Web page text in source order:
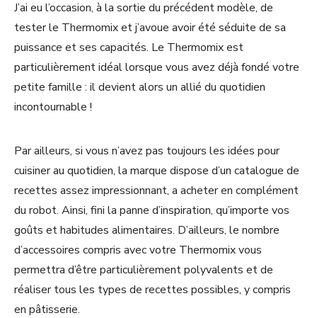
J’ai eu l’occasion, à la sortie du précédent modèle, de
tester le Thermomix et j’avoue avoir été séduite de sa
puissance et ses capacités. Le Thermomix est
particulièrement idéal lorsque vous avez déjà fondé votre
petite famille : il devient alors un allié du quotidien
incontournable !
Par ailleurs, si vous n’avez pas toujours les idées pour
cuisiner au quotidien, la marque dispose d’un catalogue de
recettes assez impressionnant, a acheter en complément
du robot. Ainsi, fini la panne d’inspiration, qu’importe vos
goûts et habitudes alimentaires. D’ailleurs, le nombre
d’accessoires compris avec votre Thermomix vous
permettra d’être particulièrement polyvalents et de
réaliser tous les types de recettes possibles, y compris
en pâtisserie.